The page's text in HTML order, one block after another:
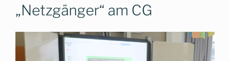
„Netzgänger“ am CG